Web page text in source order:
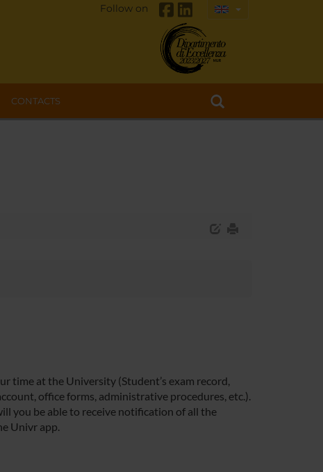
Follow on
CONTACTS
time at the University (Student’s exam record,
office forms, administrative procedures, etc.).
you be able to receive notification of all the
Univr app.